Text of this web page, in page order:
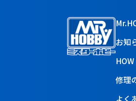
お知
修理
よく